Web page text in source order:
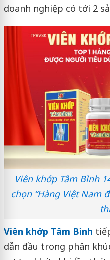
doanh nghiệp có tới 2
Viên khớp Tâm Bình
chọn “Hàng Việt Nam
Viên khớp Tâm Bình
dẫn đầu trong phân